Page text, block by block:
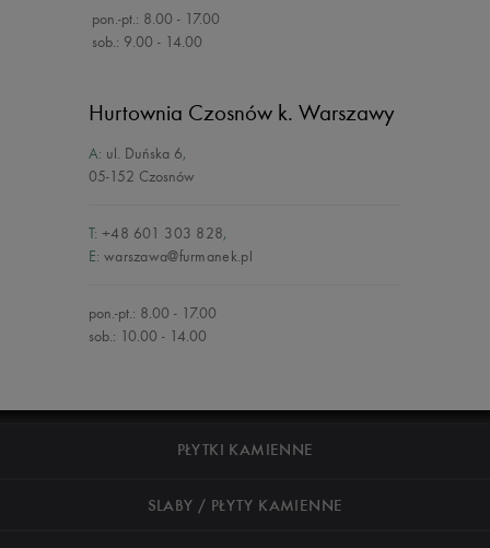
pon.-pt.: 8.00 - 17.00
sob.: 9.00 - 14.00
Hurtownia Czosnów k. Warszawy
A: ul. Duńska 6,
05-152 Czosnów
T: +48 601 303 828,
E: warszawa@furmanek.pl
pon.-pt.: 8.00 - 17.00
sob.: 10.00 - 14.00
PŁYTKI KAMIENNE
SLABY / PŁYTY KAMIENNE